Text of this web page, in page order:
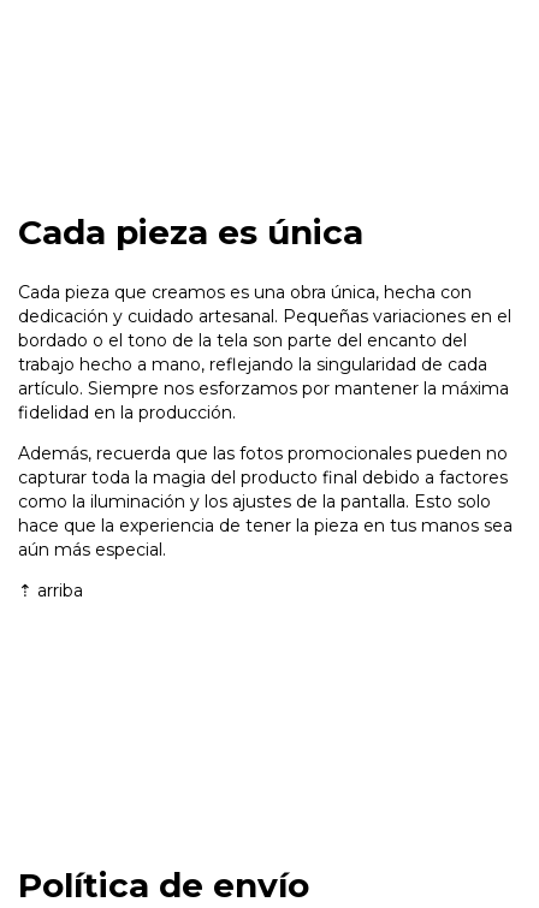
Cada pieza es única
Cada pieza que creamos es una obra única, hecha con
dedicación y cuidado artesanal. Pequeñas variaciones en el
bordado o el tono de la tela son parte del encanto del
trabajo hecho a mano, reflejando la singularidad de cada
artículo. Siempre nos esforzamos por mantener la máxima
fidelidad en la producción.
Además, recuerda que las fotos promocionales pueden no
capturar toda la magia del producto final debido a factores
como la iluminación y los ajustes de la pantalla. Esto solo
hace que la experiencia de tener la pieza en tus manos sea
aún más especial.
⇡ arriba
Política de envío